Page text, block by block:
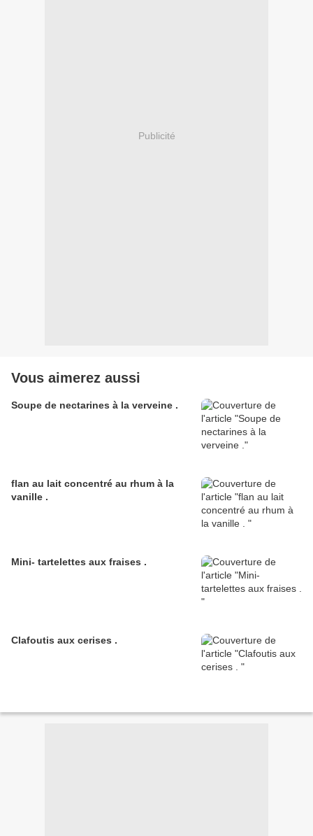
Publicité
Vous aimerez aussi
Soupe de nectarines à la verveine .
flan au lait concentré au rhum à la
vanille .
Mini- tartelettes aux fraises .
Clafoutis aux cerises .